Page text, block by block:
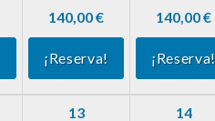
140,00 €
¡Reserva!
140,00 €
¡Reserva!
13 14